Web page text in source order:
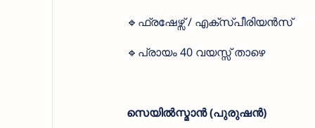
🔹ഫ്രഷേഴ്സ് / എക്സ്പീരിയൻസ്
🔹പ്രായം 40 വയസ്സ് താഴെ
സെയിൽസ്മാൻ (പുരുഷൻ)